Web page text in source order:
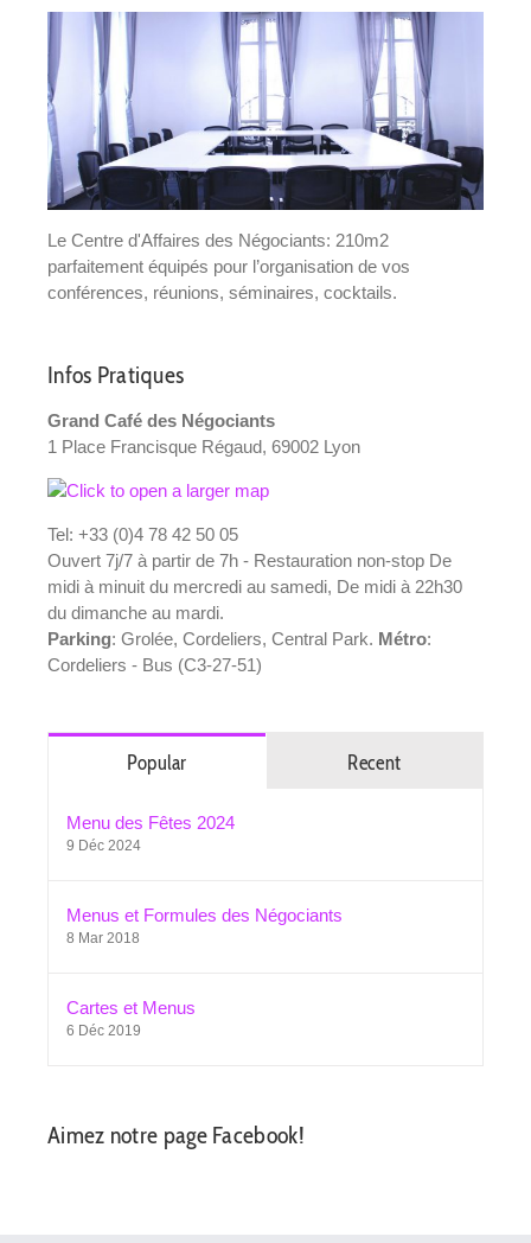
Le Centre d'Affaires des Négociants: 210m2
parfaitement équipés pour l’organisation de vos
conférences, réunions, séminaires, cocktails.
Infos Pratiques
Grand Café des Négociants
1 Place Francisque Régaud, 69002 Lyon
Tel: +33 (0)4 78 42 50 05
Ouvert 7j/7 à partir de 7h - Restauration non-stop De
midi à minuit du mercredi au samedi, De midi à 22h30
du dimanche au mardi.
Parking: Grolée, Cordeliers, Central Park. Métro:
Cordeliers - Bus (C3-27-51)
Popular Recent
Menu des Fêtes 2024
9 Déc 2024
Menus et Formules des Négociants
8 Mar 2018
Cartes et Menus
6 Déc 2019
Aimez notre page Facebook!